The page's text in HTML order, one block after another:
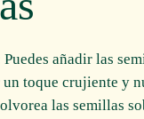
Puedes añadir las
un toque crujiente y
las semillas